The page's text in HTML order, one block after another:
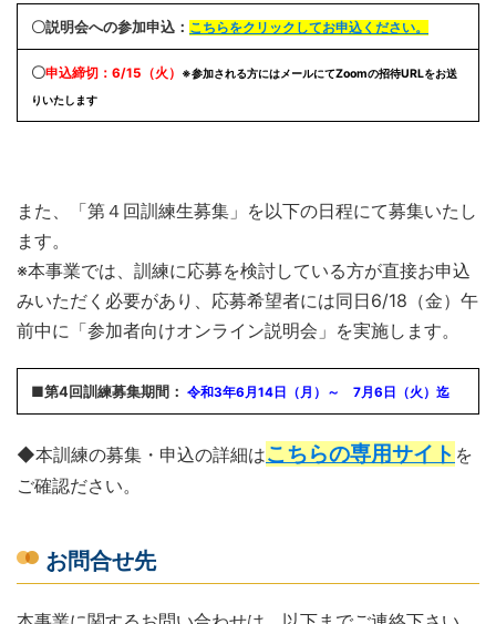
〇説明会への参加申込 ： こちらをクリックしてお申込ください。
〇申込締切：6/15（火）
※参加される方にはメールにてZoomの招待URLをお送
りいたします
また、「第４回訓練生募集」を以下の日程にて募集いたし
ます。
※本事業では、訓練に応募を検討している方が直接お申込
みいただく必要があり、応募希望者には同日6/18（金）午
前中に「参加者向けオンライン説明会」を実施します。
■第4回訓練募集期間： 令和3年6月14日（月）～ 7月6日（火）迄
◆本訓練の募集・申込の詳細はこちらの専用サイト を
ご確認ださい。
お問合せ先